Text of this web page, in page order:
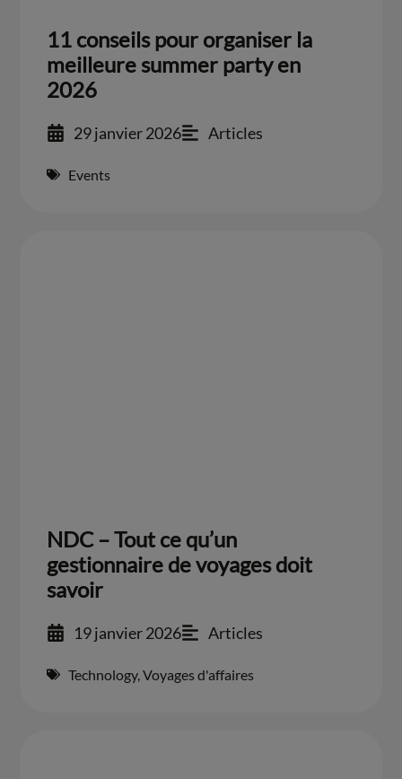
11 conseils pour organiser la
meilleure summer party en
2026
29 janvier 2026 Articles
Events
NDC – Tout ce qu’un
gestionnaire de voyages doit
savoir
19 janvier 2026 Articles
Technology,Voyages d'affaires